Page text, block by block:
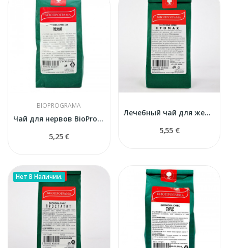
BIOPROGRAMA
Чай для нервов BioProgramma
5,25 €
Лечебный чай для желудка
5,55 €
Нет В Наличии.